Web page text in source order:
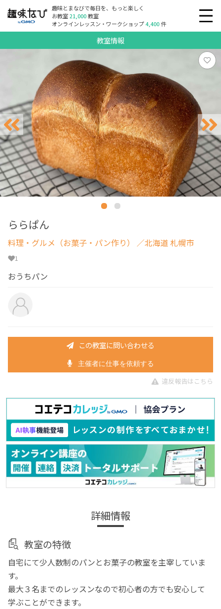
趣味とまなびで毎日を、もっと楽しく
お教室21,000教室
オンラインレッスン・ワークショップ4,400件
教室情報
ららぱん
料理・グルメ（お菓子・パン作り） ／北海道 札幌市
1
おうちパン
この教室に問い合わせる
主催者に仕事を依頼する
違反報告はこちら
詳細情報
教室の特徴
自宅にて少人数制のパンとお菓子の教室を主宰していま
す。
最大３名までのレッスンなので初心者の方でも安心して
学ぶことができます。